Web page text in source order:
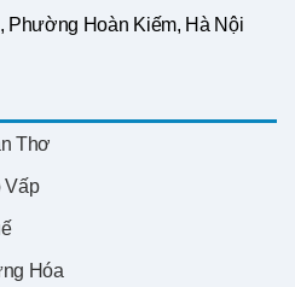
Phường Hoàn Kiếm, Hà Nội
Thơ
Vấp
Hóa